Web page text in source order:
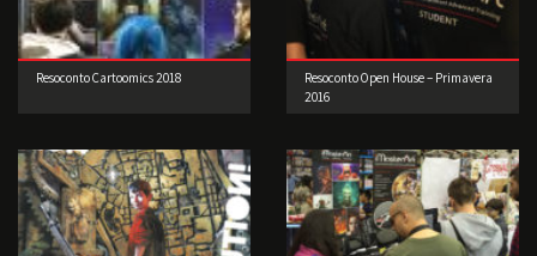
Resoconto Cartoomics 2018
Resoconto Open House – Primavera
2016